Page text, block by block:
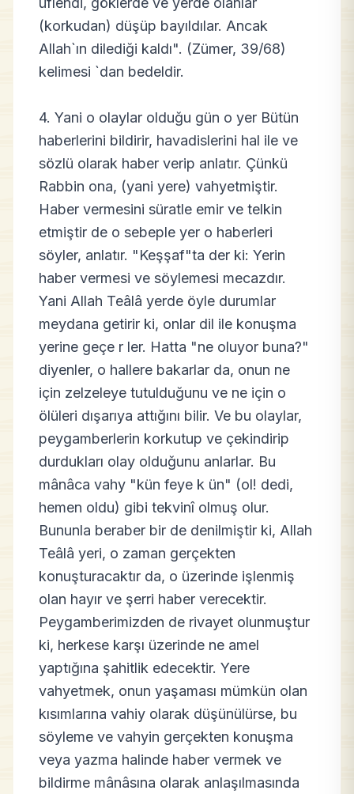
(korkudan) düşüp bayıldılar. Ancak
Allah`ın dilediği kaldı". (Zümer, 39/68)
kelimesi `dan bedeldir.
4. Yani o olaylar olduğu gün o yer Bütün
haberlerini bildirir, havadislerini hal ile ve
sözlü olarak haber verip anlatır. Çünkü
Rabbin ona, (yani yere) vahyetmiştir.
Haber vermesini süratle emir ve telkin
etmiştir de o sebeple yer o haberleri
söyler, anlatır. "Keşşaf"ta der ki: Yerin
haber vermesi ve söylemesi mecazdır.
Yani Allah Teâlâ yerde öyle durumlar
meydana getirir ki, onlar dil ile konuşma
yerine geçe r ler. Hatta "ne oluyor buna?"
diyenler, o hallere bakarlar da, onun ne
için zelzeleye tutulduğunu ve ne için o
ölüleri dışarıya attığını bilir. Ve bu olaylar,
peygamberlerin korkutup ve çekindirip
durdukları olay olduğunu anlarlar. Bu
mânâca vahy "kün feye k ün" (ol! dedi,
hemen oldu) gibi tekvinî olmuş olur.
Bununla beraber bir de denilmiştir ki, Allah
Teâlâ yeri, o zaman gerçekten
konuşturacaktır da, o üzerinde işlenmiş
olan hayır ve şerri haber verecektir.
Peygamberimizden de rivayet olunmuştur
ki, herkese karşı üzerinde ne amel
yaptığına şahitlik edecektir. Yere
vahyetmek, onun yaşaması mümkün olan
kısımlarına vahiy olarak düşünülürse, bu
söyleme ve vahyin gerçekten konuşma
veya yazma halinde haber vermek ve
bildirme mânâsına olarak anlaşılmasında